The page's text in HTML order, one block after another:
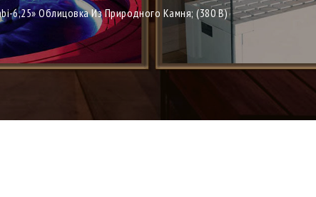
6,25» Облицовка Из Природного Камня; (380 В)